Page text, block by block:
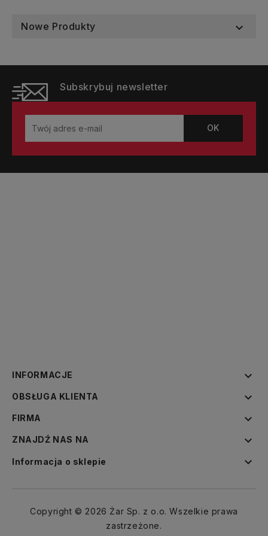
Nowe Produkty 
Subskrybuj newsletter
INFORMACJE 
OBSŁUGA KLIENTA 
FIRMA 
ZNAJDŹ NAS NA 
Informacja o sklepie 
Copyright © 2026 Żar Sp. z o.o. Wszelkie prawa
zastrzeżone.